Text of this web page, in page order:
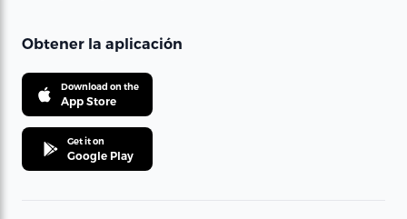
Obtener la aplicación
Download on the
App Store
Get it on
Google Play